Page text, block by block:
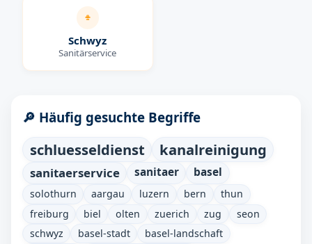
Schwyz
Sanitärservice
🔎 Häufig gesuchte Begriffe
schluesseldienst kanalreinigung
sanitaerservice sanitaer basel
solothurn aargau luzern bern
thun
freiburg
biel olten zuerich zug
seon
schwyz
basel-stadt
basel-landschaft